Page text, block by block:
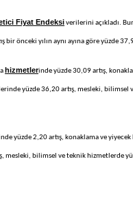
Fiyat Endeksiverilerini açıkladı.
bir önceki yılın aynı ayına göre yüzde
hizmetlerinde yüzde 30,09 artış,
yüzde 36,20 artış, mesleki,
yüzde 2,20 artış, konaklama ve
mesleki, bilimsel ve teknik hizmetlerde